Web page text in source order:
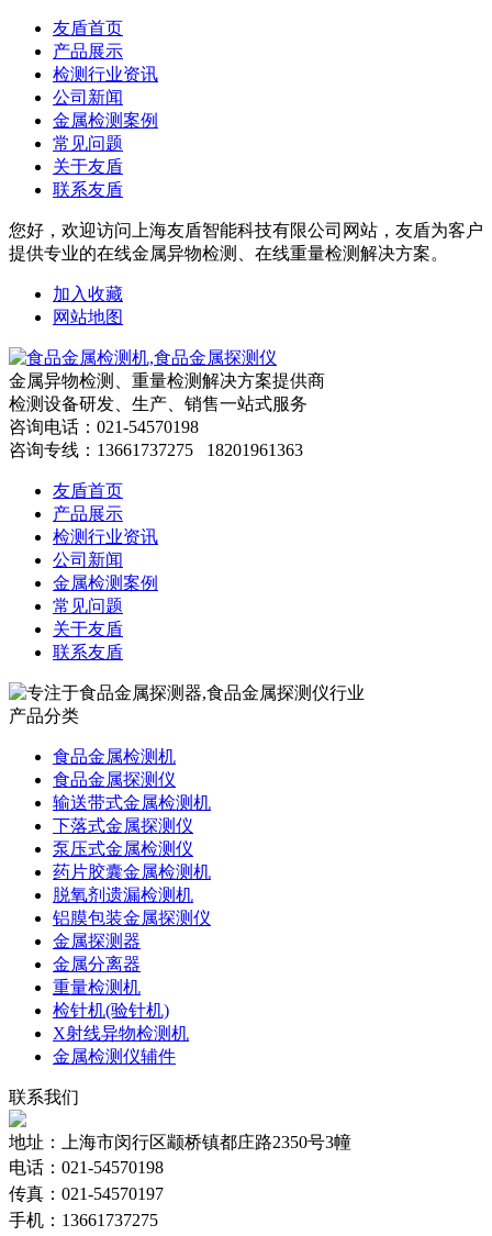
友盾首页
产品展示
检测行业资讯
公司新闻
金属检测案例
常见问题
关于友盾
联系友盾
您好，欢迎访问上海友盾智能科技有限公司网站，友盾为客户
提供专业的在线金属异物检测、在线重量检测解决方案。
加入收藏
网站地图
金属异物检测、重量检测解决方案提供商
检测设备研发、生产、销售一站式服务
咨询电话：021-54570198
咨询专线：13661737275 18201961363
友盾首页
产品展示
检测行业资讯
公司新闻
金属检测案例
常见问题
关于友盾
联系友盾
产品分类
食品金属检测机
食品金属探测仪
输送带式金属检测机
下落式金属探测仪
泵压式金属检测仪
药片胶囊金属检测机
脱氧剂遗漏检测机
铝膜包装金属探测仪
金属探测器
金属分离器
重量检测机
检针机(验针机)
X射线异物检测机
金属检测仪辅件
联系我们
地址：上海市闵行区颛桥镇都庄路2350号3幢
电话：021-54570198
传真：021-54570197
手机：13661737275